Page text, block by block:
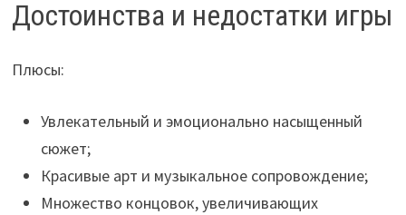
Достоинства и недостатки игры
Плюсы:
Увлекательный и эмоционально насыщенный
сюжет;
Красивые арт и музыкальное сопровождение;
Множество концовок, увеличивающих